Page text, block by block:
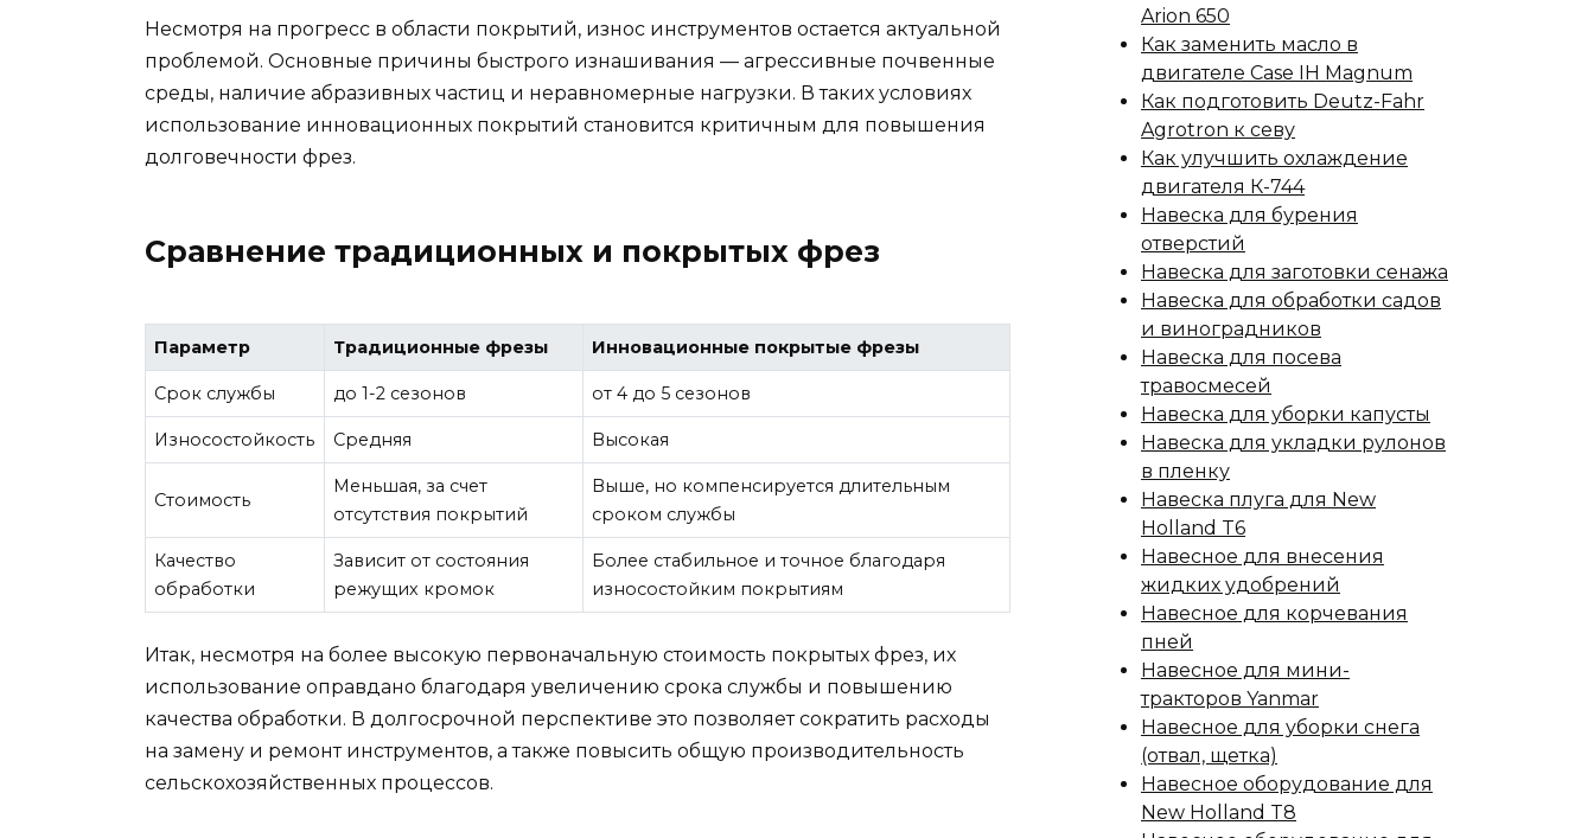
Несмотря на прогресс в области покрытий, износ инструментов остается актуальной
проблемой. Основные причины быстрого изнашивания — агрессивные почвенные
среды, наличие абразивных частиц и неравномерные нагрузки. В таких условиях
использование инновационных покрытий становится критичным для повышения
долговечности фрез.
Сравнение традиционных и покрытых фрез
Параметр Традиционные фрезы Инновационные покрытые фрезы
Срок службы до 1-2 сезонов от 4 до 5 сезонов
Износостойкость Средняя Высокая
Стоимость
Меньшая, за счет
отсутствия покрытий
Выше, но компенсируется длительным
сроком службы
Качество
обработки
Зависит от состояния
режущих кромок
Более стабильное и точное благодаря
износостойким покрытиям
Итак, несмотря на более высокую первоначальную стоимость покрытых фрез, их
использование оправдано благодаря увеличению срока службы и повышению
качества обработки. В долгосрочной перспективе это позволяет сократить расходы
на замену и ремонт инструментов, а также повысить общую производительность
сельскохозяйственных процессов.
Arion 650
Как заменить масло в
двигателе Case IH Magnum
Как подготовить Deutz-Fahr
Agrotron к севу
Как улучшить охлаждение
двигателя К-744
Навеска для бурения
отверстий
Навеска для заготовки сенажа
Навеска для обработки садов
и виноградников
Навеска для посева
травосмесей
Навеска для уборки капусты
Навеска для укладки рулонов
в пленку
Навеска плуга для New
Holland T6
Навесное для внесения
жидких удобрений
Навесное для корчевания
пней
Навесное для мини-
тракторов Yanmar
Навесное для уборки снега
(отвал, щетка)
Навесное оборудование для
New Holland T8